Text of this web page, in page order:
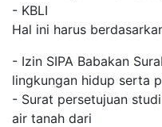
- KBLI
Hal ini harus
- Izin SIPA Babakan
lingkungan hidup serta
- Surat persetujuan
air tanah dari